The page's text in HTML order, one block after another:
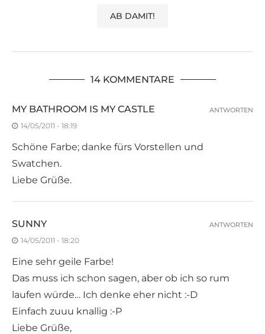
14 KOMMENTARE
MY BATHROOM IS MY CASTLE
14/05/2011 - 18:19
Schöne Farbe; danke fürs Vorstellen und
Swatchen.
Liebe Grüße.
ANTWORTEN
SUNNY
14/05/2011 - 18:20
Eine sehr geile Farbe!
Das muss ich schon sagen, aber ob ich so rum
laufen würde… Ich denke eher nicht :-D
Einfach zuuu knallig :-P
Liebe Grüße,
ANTWORTEN